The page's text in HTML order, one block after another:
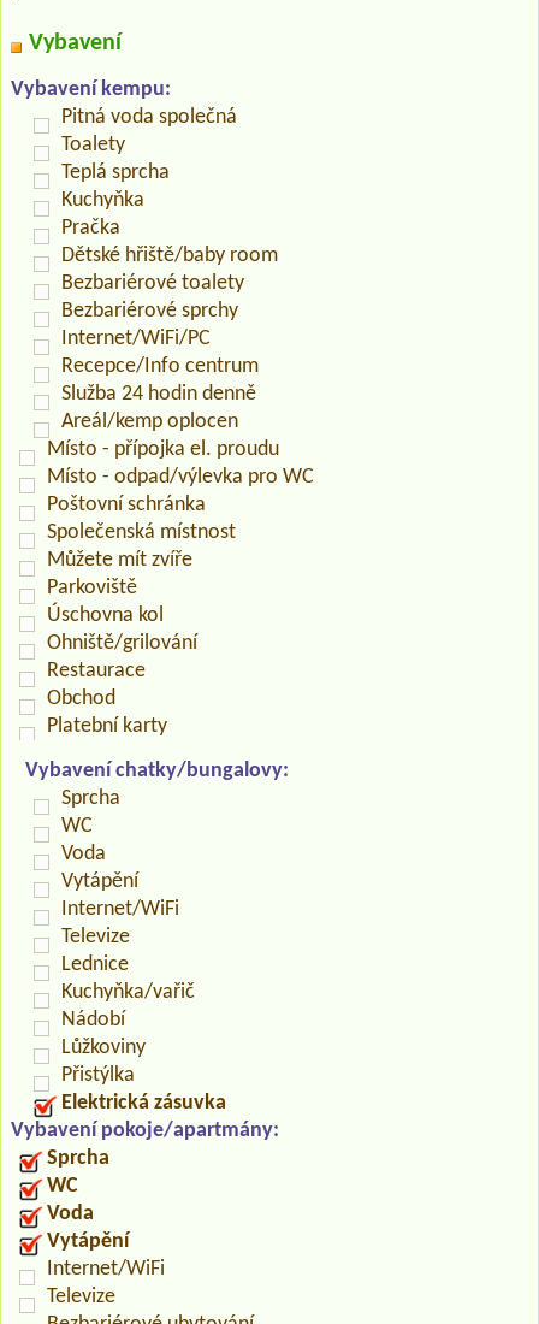
Vybavení
Vybavení kempu:
Pitná voda společná
Toalety
Teplá sprcha
Kuchyňka
Pračka
Dětské hřiště/baby room
Bezbariérové toalety
Bezbariérové sprchy
Internet/WiFi/PC
Recepce/Info centrum
Služba 24 hodin denně
Areál/kemp oplocen
Místo - přípojka el. proudu
Místo - odpad/výlevka pro WC
Poštovní schránka
Společenská místnost
Můžete mít zvíře
Parkoviště
Úschovna kol
Ohniště/grilování
Restaurace
Obchod
Platební karty
Vybavení chatky/bungalovy:
Sprcha
WC
Voda
Vytápění
Internet/WiFi
Televize
Lednice
Kuchyňka/vařič
Nádobí
Lůžkoviny
Přistýlka
Elektrická zásuvka
Vybavení pokoje/apartmány:
Sprcha
WC
Voda
Vytápění
Internet/WiFi
Televize